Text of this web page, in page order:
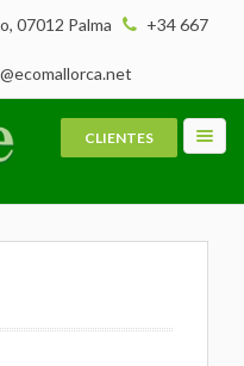
07012 Palma +34 667
CLIENTES